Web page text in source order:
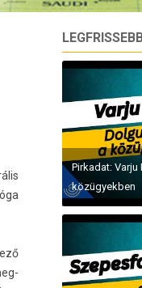
Pirkadat:
közügyekben